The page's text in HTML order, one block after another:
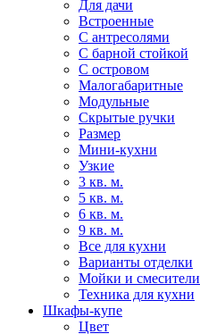
Для дачи
Встроенные
С антресолями
С барной стойкой
С островом
Малогабаритные
Модульные
Скрытые ручки
Размер
Мини-кухни
Узкие
3 кв. м.
5 кв. м.
6 кв. м.
9 кв. м.
Все для кухни
Варианты отделки
Мойки и смесители
Техника для кухни
Шкафы-купе
Цвет